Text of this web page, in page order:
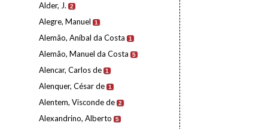
Alder, J. 2
Alegre, Manuel 1
Alemão, Aníbal da Costa 1
Alemão, Manuel da Costa 5
Alencar, Carlos de 1
Alenquer, César de 1
Alentem, Visconde de 2
Alexandrino, Alberto 5